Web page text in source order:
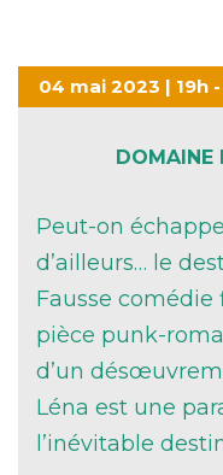
04 mai 2023 | 19h -
DOMAINE
Peut-on
d’ailleurs… le
Fausse
pièce punk-
d’un
Léna est une
l’inévitable